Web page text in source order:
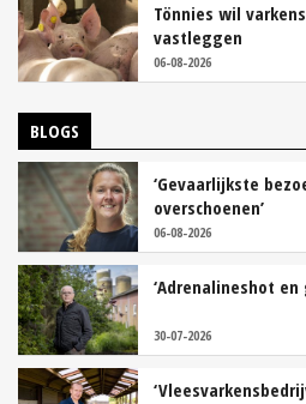
Tönnies wil
vastleggen
06-08-2026
BLOGS
‘Gevaarlijkste
overschoenen’
06-08-2026
‘Adrenalineshot en
30-07-2026